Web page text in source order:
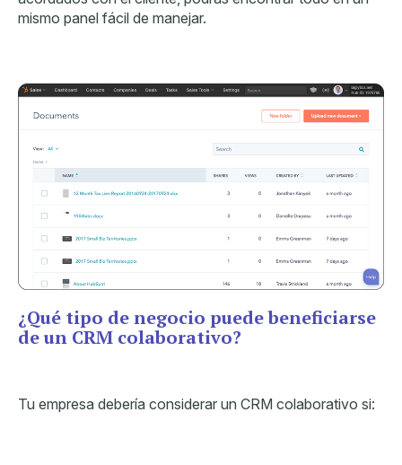
mismo panel fácil de manejar.
¿Qué tipo de negocio puede beneficiarse
de un CRM colaborativo?
Tu empresa debería considerar un CRM colaborativo si: